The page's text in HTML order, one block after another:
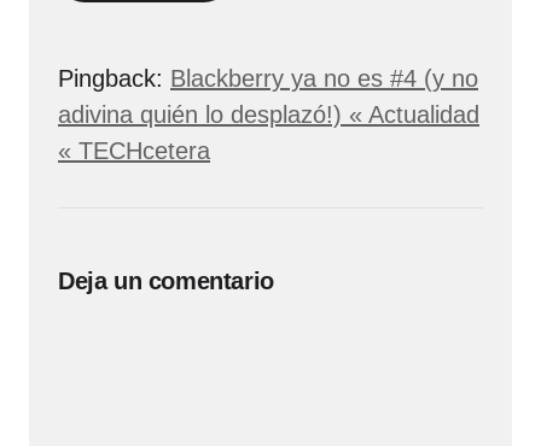
Pingback: Blackberry ya no es #4 (y no
adivina quién lo desplazó!) « Actualidad
« TECHcetera
Deja un comentario